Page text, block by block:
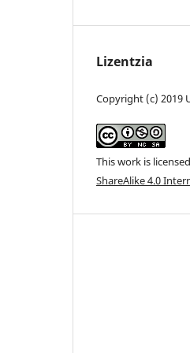
Lizentzia
Copyright (c) 2019
This work is
ShareAlike 4.0